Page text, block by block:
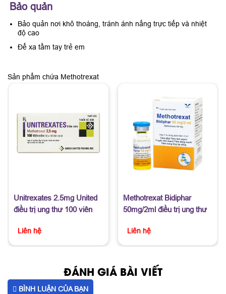
Bảo quản
Bảo quản nơi khô thoáng, tránh ánh nắng trực tiếp và nhiệt
độ cao
Để xa tầm tay trẻ em
Sản phẩm chứa Methotrexat
Unitrexates 2.5mg United
điều trị ung thư 100 viên
Liên hệ
Methotrexat Bidiphar
50mg/2ml điều trị ung thư
Liên hệ
ĐÁNH GIÁ BÀI VIẾT
BÌNH LUẬN CỦA BẠN